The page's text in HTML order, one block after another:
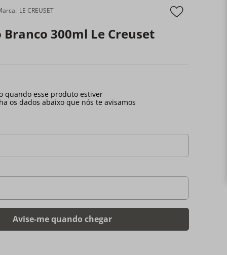
LE CREUSET
300ml Le Creuset